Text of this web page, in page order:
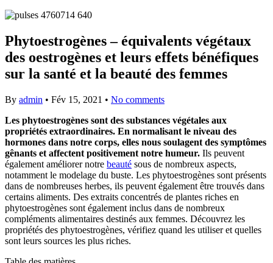
Phytoestrogènes – équivalents végétaux
des oestrogènes et leurs effets bénéfiques
sur la santé et la beauté des femmes
By admin • Fév 15, 2021 • No comments
Les phytoestrogènes sont des substances végétales aux
propriétés extraordinaires. En normalisant le niveau des
hormones dans notre corps, elles nous soulagent des symptômes
gênants et affectent positivement notre humeur. Ils peuvent
également améliorer notre beauté sous de nombreux aspects,
notamment le modelage du buste. Les phytoestrogènes sont présents
dans de nombreuses herbes, ils peuvent également être trouvés dans
certains aliments. Des extraits concentrés de plantes riches en
phytoestrogènes sont également inclus dans de nombreux
compléments alimentaires destinés aux femmes. Découvrez les
propriétés des phytoestrogènes, vérifiez quand les utiliser et quelles
sont leurs sources les plus riches.